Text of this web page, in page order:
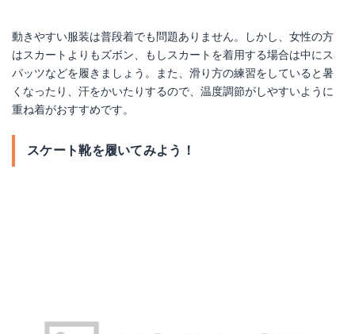
動きやすい服装は普段着でも問題ありません。しかし、女性の方
はスカートよりもズボン、もしスカートを着用する場合は中にス
パッツなどを履きましょう。また、滑り方の練習をしていると暑
くなったり、汗をかいたりするので、温度調節がしやすいように
重ね着がおすすめです。
スケート靴を履いてみよう！